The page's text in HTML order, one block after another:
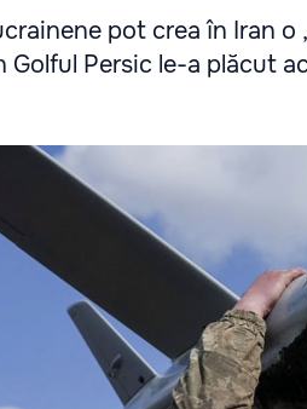
pot crea în Iran
Golful Persic le-a plăcut